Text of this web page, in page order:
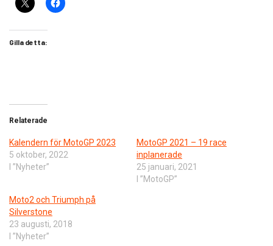
Gilla detta:
Relaterade
Kalendern för MotoGP 2023
5 oktober, 2022
I ”Nyheter”
MotoGP 2021 – 19 race
inplanerade
25 januari, 2021
I ”MotoGP”
Moto2 och Triumph på
Silverstone
23 augusti, 2018
I ”Nyheter”